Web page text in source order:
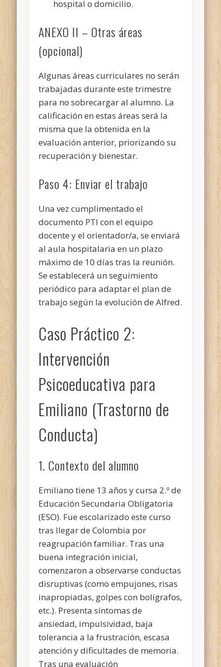
hospital o domicilio.
ANEXO II – Otras áreas
(opcional)
Algunas áreas curriculares no serán
trabajadas durante este trimestre
para no sobrecargar al alumno. La
calificación en estas áreas será la
misma que la obtenida en la
evaluación anterior, priorizando su
recuperación y bienestar.
Paso 4: Enviar el trabajo
Una vez cumplimentado el
documento PTI con el equipo
docente y el orientador/a, se enviará
al aula hospitalaria en un plazo
máximo de 10 días tras la reunión.
Se establecerá un seguimiento
periódico para adaptar el plan de
trabajo según la evolución de Alfred.
Caso Práctico 2:
Intervención
Psicoeducativa para
Emiliano (Trastorno de
Conducta)
1. Contexto del alumno
Emiliano tiene 13 años y cursa 2.º de
Educación Secundaria Obligatoria
(ESO). Fue escolarizado este curso
tras llegar de Colombia por
reagrupación familiar. Tras una
buena integración inicial,
comenzaron a observarse conductas
disruptivas (como empujones, risas
inapropiadas, golpes con bolígrafos,
etc.). Presenta síntomas de
ansiedad, impulsividad, baja
tolerancia a la frustración, escasa
atención y dificultades de memoria.
Tras una evaluación